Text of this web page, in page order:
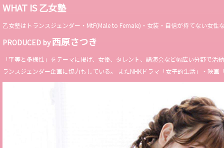
WHAT IS 乙女塾
乙女塾はトランスジェンダー・MtF(Male to Female)・女装・自信が持てない女
PRODUCED by西原さつき
「平等と多様性」をテーマに掲げ、女優、タレント、講演会など幅広い分野で
ランスジェンダー企画に協力もしている。 またNHKドラマ「女子的生活」・映